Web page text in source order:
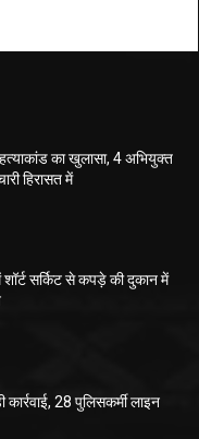
का खुलासा, 4 अभियुक्त
हिरासत में
सर्किट से कपड़े की दुकान में
28 पुलिसकर्मी लाइन